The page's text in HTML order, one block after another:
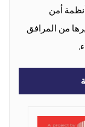
أمن
من المرافق